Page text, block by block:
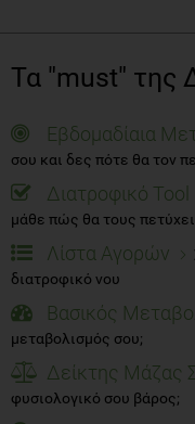
Τα "must" της
Εβδομαδίαια
σου και δες πότε θα τον
Διατροφικό Tool
μάθε πώς θα τους
Λίστα Αγορών
διατροφικό νου
Βασικός
μεταβολισμός σου;
Δείκτης Μάζας
φυσιολογικό σου βάρος;